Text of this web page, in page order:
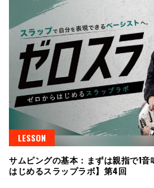
LESSON
サムピングの基本：まずは親指で1
はじめるスラップラボ】第4回